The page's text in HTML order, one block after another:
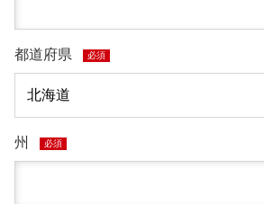
都道府県 必須
州 必須